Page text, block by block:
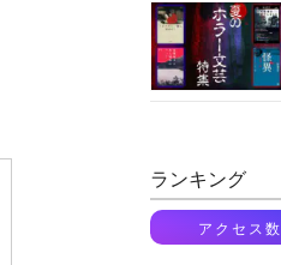
ランキング
アクセス数